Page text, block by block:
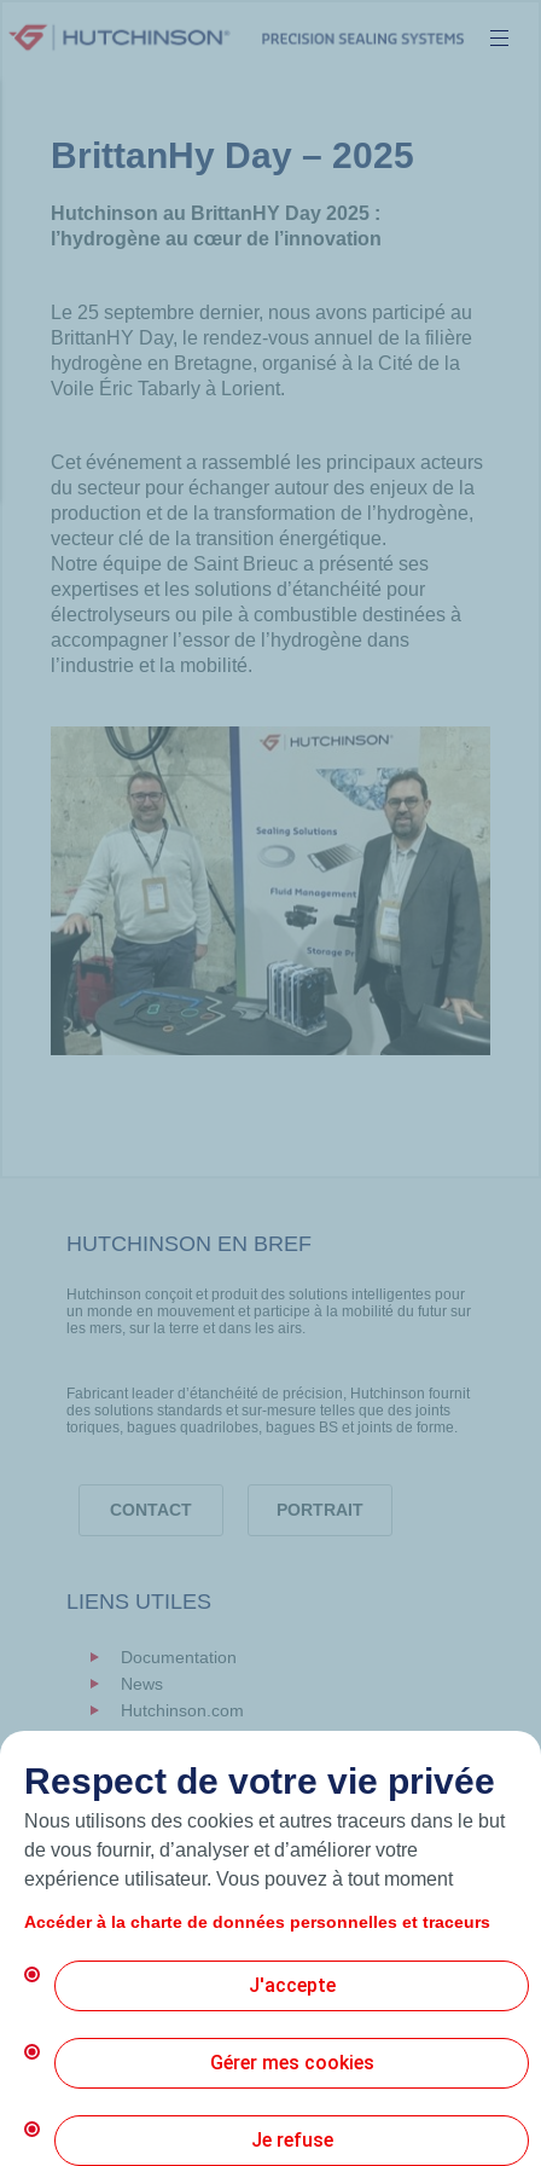
au
BrittanHy Day – 2025
Hutchinson au BrittanHY Day 2025 :
l’hydrogène au cœur de l’innovation
Le 25 septembre dernier, nous avons participé au
BrittanHY Day, le rendez-vous annuel de la filière
hydrogène en Bretagne, organisé à la Cité de la
Voile Éric Tabarly à Lorient.
Cet événement a rassemblé les principaux acteurs
du secteur pour échanger autour des enjeux de la
production et de la transformation de l’hydrogène,
vecteur clé de la transition énergétique.
Notre équipe de Saint Brieuc a présenté ses
expertises et les solutions d’étanchéité pour
électrolyseurs ou pile à combustible destinées à
accompagner l’essor de l’hydrogène dans
l’industrie et la mobilité.
HUTCHINSON EN BREF
Hutchinson conçoit et produit des solutions intelligentes pour
un monde en mouvement et participe à la mobilité du futur sur
les mers, sur la terre et dans les airs.
Fabricant leader d’étanchéité de précision, Hutchinson fournit
des solutions standards et sur-mesure telles que des joints
toriques, bagues quadrilobes, bagues BS et joints de forme.
CONTACT PORTRAIT
LIENS UTILES
Documentation
News
Hutchinson.com
Charte de Protection des Données Personnelles
Conditions Générales d’Utilisation
Respect de votre vie privée
Nous utilisons des cookies et autres traceurs dans le but
de vous fournir, d’analyser et d’améliorer votre
expérience utilisateur. Vous pouvez à tout moment
bouton « Gérer mes cookies ». En cliquant sur le bouton
« J’accepte », vous acceptez le dépôt de l’ensemble des
cookies. Dans le cas où vous cliquez sur « Je refuse »,
fonctionnement du site seront utilisés. Pour plus
d’informations, vous pouvez consulter la page « Charte
de données personnelles et traceurs ».
Accéder à la charte de données personnelles et traceurs
J'accepte
Gérer mes cookies
Je refuse